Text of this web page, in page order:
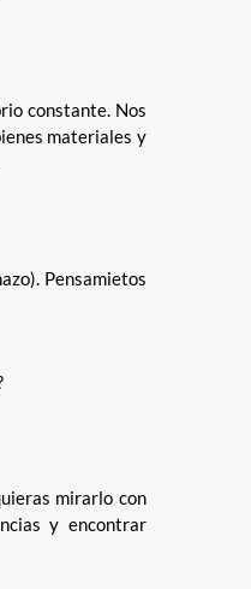
constante. Nos
materiales y
Pensamietos
mirarlo con
y encontrar